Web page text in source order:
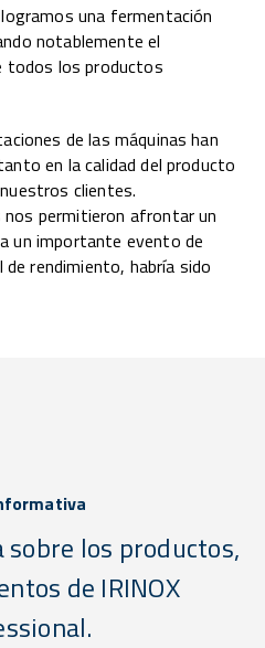
una fermentación
notablemente el
todos los productos
de las máquinas han
en la calidad del producto
clientes.
permitieron afrontar un
un importante evento de
rendimiento, habría sido
los productos,
de IRINOX